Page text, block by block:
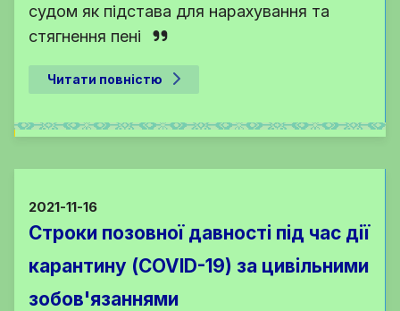
судом як підстава для нарахування та
стягнення пені
Читати повністю
2021-11-16
Строки позовної давності під час дії
карантину (COVID-19) за цивільними
зобов'язаннями